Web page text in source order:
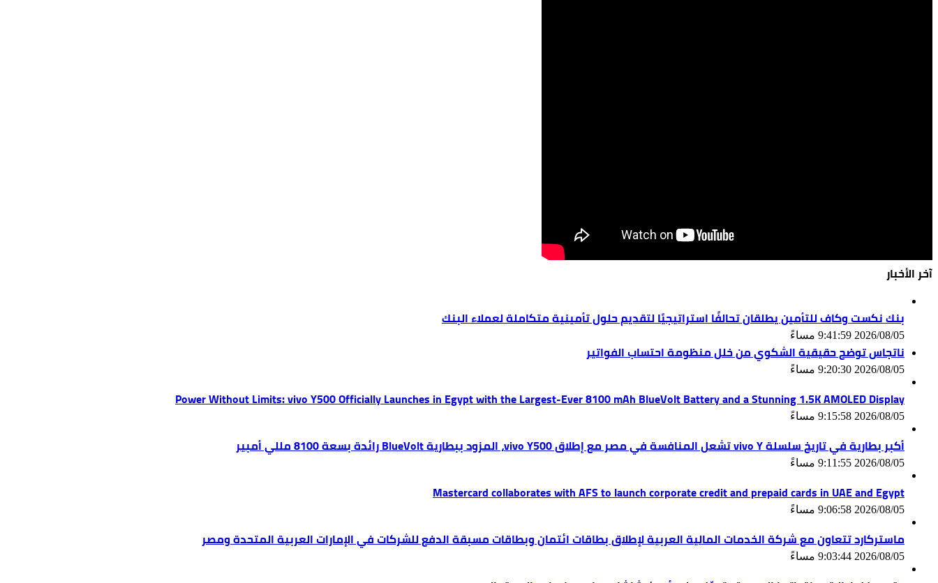
آخر الأخبار
بنك نكست وكاف للتأمين يطلقان تحالفًا استراتيجيًا لتقديم حلول تأمينية متكاملة لعملاء البنك
2026/08/05 9:41:59 مساءً
ناتجاس توضح حقيقية الشكوي من خلل منظومة احتساب الفواتير
2026/08/05 9:20:30 مساءً
Power Without Limits: vivo Y500 Officially Launches in Egypt with the Largest-Ever 8100 mAh BlueVolt Battery and a Stunning 1.5K AMOLED Display
2026/08/05 9:15:58 مساءً
أكبر بطارية في تاريخ سلسلة vivo Y تشعل المنافسة في مصر مع إطلاق vivo Y500، المزود ببطارية BlueVolt رائدة بسعة 8100 مللي أمبير
2026/08/05 9:11:55 مساءً
Mastercard collaborates with AFS to launch corporate credit and prepaid cards in UAE and Egypt
2026/08/05 9:06:58 مساءً
ماستركارد تتعاون مع شركة الخدمات المالية العربية لإطلاق بطاقات ائتمان وبطاقات مسبقة الدفع للشركات في الإمارات العربية المتحدة ومصر
2026/08/05 9:03:44 مساءً